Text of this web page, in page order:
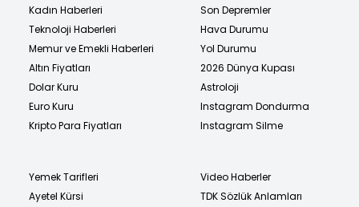
Kadın Haberleri
Teknoloji Haberleri
Memur ve Emekli Haberleri
Altın Fiyatları
Dolar Kuru
Euro Kuru
Kripto Para Fiyatları
Son Depremler
Hava Durumu
Yol Durumu
2026 Dünya Kupası
Astroloji
Instagram Dondurma
Instagram Silme
Yemek Tarifleri
Ayetel Kürsi
Video Haberler
TDK Sözlük Anlamları